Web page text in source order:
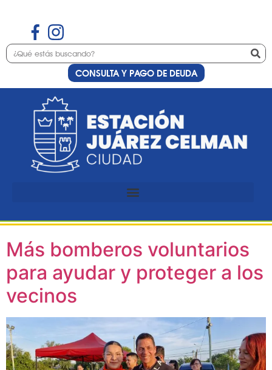
CONSULTA Y PAGO DE DEUDA
Etiqueta:Bomberos
Voluntarios de
Estación Juárez
Celman
Más bomberos voluntarios
para ayudar y proteger a los
vecinos